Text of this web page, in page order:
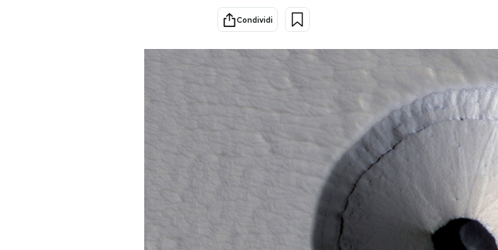
Storie/Idee
Ok Boomer!
Media
Europa
Altrecose
Mondiali calcio 2026
Condividi